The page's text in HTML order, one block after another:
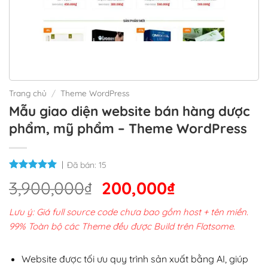
Trang chủ / Theme WordPress
Mẫu giao diện website bán hàng dược
phẩm, mỹ phẩm – Theme WordPress
Đã bán: 15
3,900,000₫ Giá
gốc
là:
3,900,000₫.
200,000₫Giá
hiện
tại
200,000₫.
Lưu ý: Giá full source code chưa bao gồm host + tên miền.
99% Toàn bộ các Theme đều được Build trên Flatsome.
Website được tối ưu quy trình sản xuất bằng AI, giúp